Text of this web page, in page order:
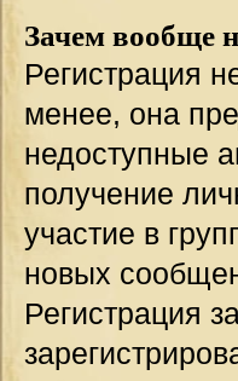
Зачем вообще
Регистрация
менее, она
недоступные
получение
участие в
новых
Регистрация